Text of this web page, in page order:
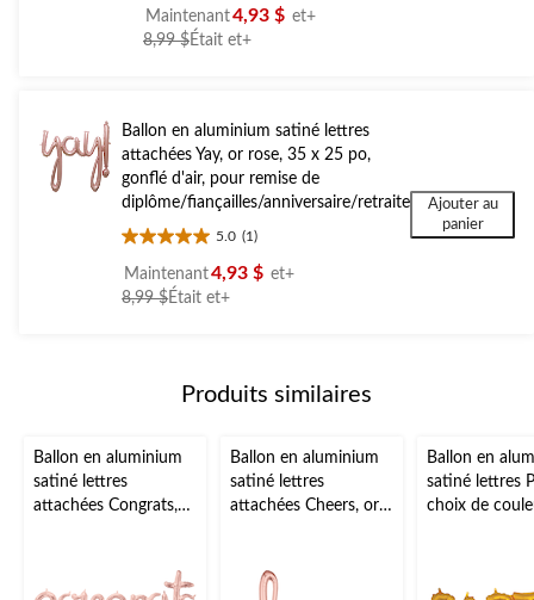
étoile(s)
sur
Maintenant4,93 $ et+
8,99 $Était et+prix
de
8,99 $
Ballon en aluminium satiné lettres
attachées Yay, or rose, 35 x 25 po,
gonflé d'air, pour remise de
diplôme/fiançailles/anniversaire/retraite
5.0 (1)
5.0
étoile(s)
sur
Maintenant4,93 $ et+
8,99 $Étaitet+prix
de
Ajouter au
panier
Produits similaires
Ballon en aluminium
satiné lettres
attachées Congrats,
Ballon en aluminium
satiné lettres
attachées Cheers, or
remise de
Ballon en
satiné lettres
choix de